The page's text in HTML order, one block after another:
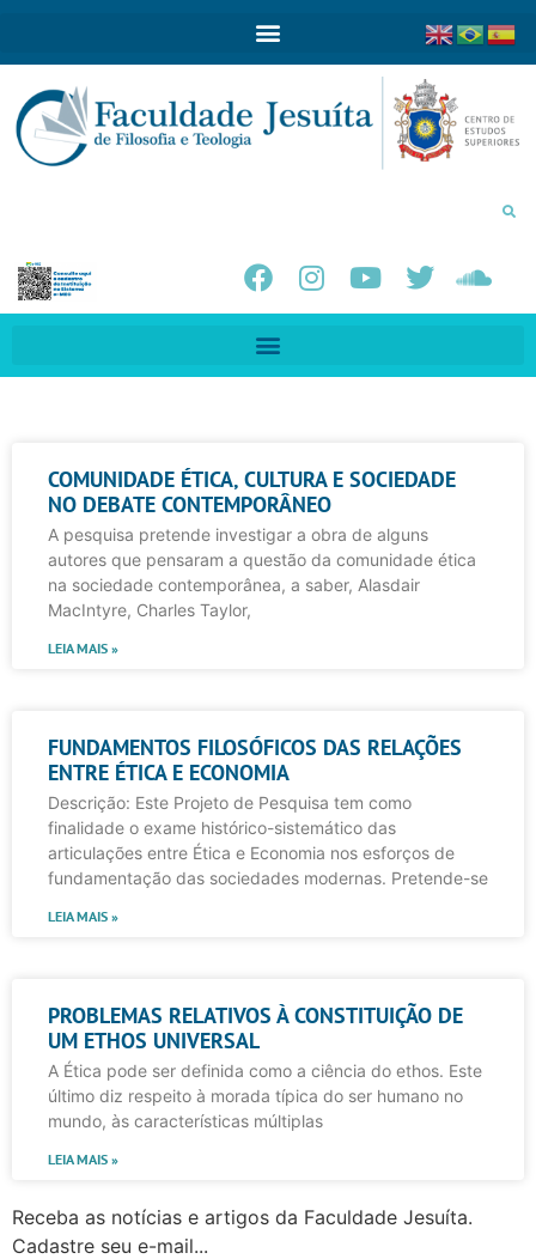
COMUNIDADE ÉTICA, CULTURA E SOCIEDADE
NO DEBATE CONTEMPORÂNEO
A pesquisa pretende investigar a obra de alguns
autores que pensaram a questão da comunidade ética
na sociedade contemporânea, a saber, Alasdair
MacIntyre, Charles Taylor,
LEIA MAIS »
FUNDAMENTOS FILOSÓFICOS DAS RELAÇÕES
ENTRE ÉTICA E ECONOMIA
Descrição: Este Projeto de Pesquisa tem como
finalidade o exame histórico-sistemático das
articulações entre Ética e Economia nos esforços de
fundamentação das sociedades modernas. Pretende-se
LEIA MAIS »
PROBLEMAS RELATIVOS À CONSTITUIÇÃO DE
UM ETHOS UNIVERSAL
A Ética pode ser definida como a ciência do ethos. Este
último diz respeito à morada típica do ser humano no
mundo, às características múltiplas
LEIA MAIS »
Receba as notícias e artigos da Faculdade Jesuíta.
Cadastre seu e-mail...